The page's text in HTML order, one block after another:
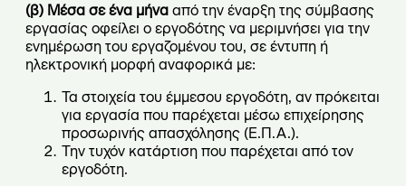
(β) Μέσα σε ένα μήνα από την έναρξη της σύμβασης
εργασίας οφείλει ο εργοδότης να μεριμνήσει για την
ενημέρωση του εργαζομένου του, σε έντυπη ή
ηλεκτρονική μορφή αναφορικά με:
Τα στοιχεία του έμμεσου εργοδότη, αν πρόκειται
για εργασία που παρέχεται μέσω επιχείρησης
προσωρινής απασχόλησης (Ε.Π.Α.).
Την τυχόν κατάρτιση που παρέχεται από τον
εργοδότη.